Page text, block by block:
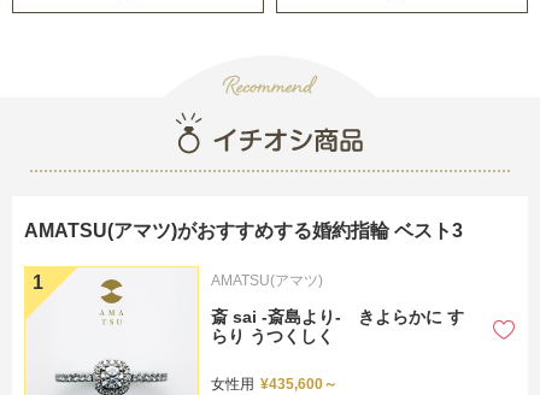
AMATSU(アマツ)がおすすめする婚約指輪 ベスト3
AMATSU(アマツ)
斎 sai -斎島より- きよらかに す
らり うつくしく
女性用 ¥435,600～